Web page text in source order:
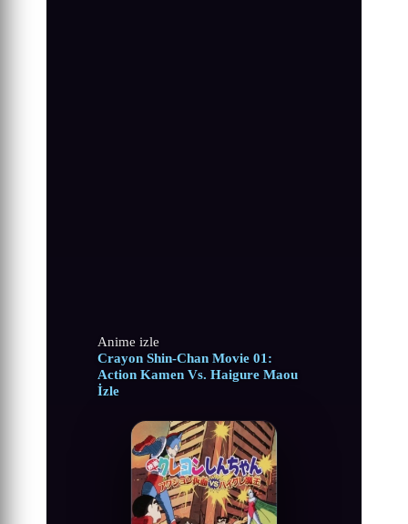
Anime izle
Crayon Shin-Chan Movie 01:
Action Kamen Vs. Haigure Maou
İzle